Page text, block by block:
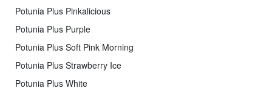
Potunia Plus Pinkalicious
Potunia Plus Purple
Potunia Plus Soft Pink Morning
Potunia Plus Strawberry Ice
Potunia Plus White